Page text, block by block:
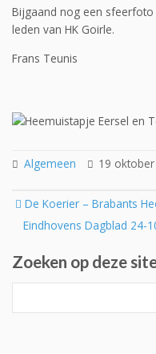
Bijgaand nog een
leden van HK Goirle.
Frans Teunis
Algemeen 19
Post
navigation
De Koerier – Brabants
Eindhovens Dagblad 24-
Zoeken op deze